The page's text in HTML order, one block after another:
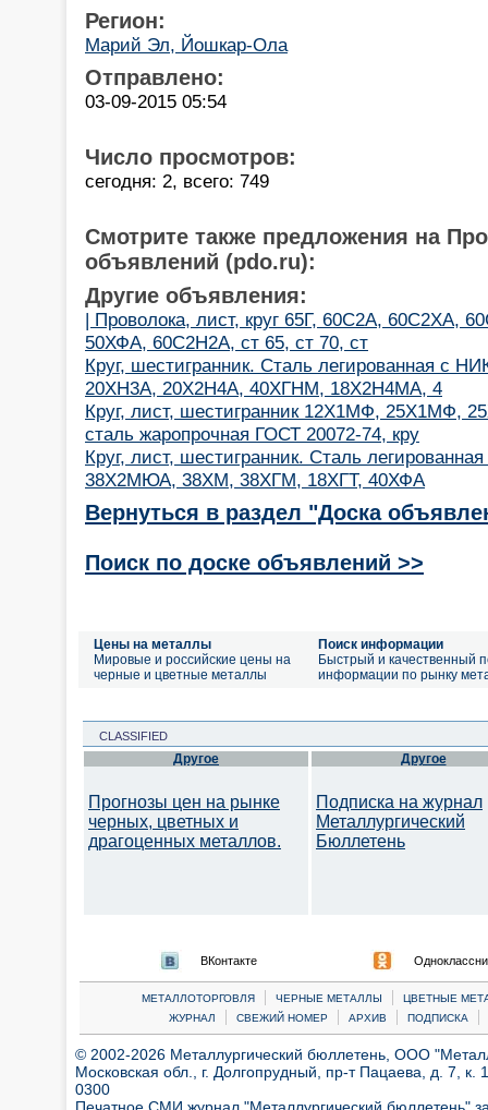
Регион:
Марий Эл, Йошкар-Ола
Отправлено:
03-09-2015 05:54
Число просмотров:
сегодня: 2, всего: 749
Смотрите также предложения на
объявлений (pdo.ru):
Другие объявления:
| Проволока, лист, круг 65Г, 60С2А, 60С2ХА,
50ХФА, 60С2Н2А, ст 65, ст 70, ст
Круг, шестигранник. Сталь легированная с
20ХН3А, 20Х2Н4А, 40ХГНМ, 18Х2Н4МА, 4
Круг, лист, шестигранник 12Х1МФ, 25Х1МФ,
сталь жаропрочная ГОСТ 20072-74, кру
Круг, лист, шестигранник. Сталь
38Х2МЮА, 38ХМ, 38ХГМ, 18ХГТ, 40ХФА
Вернуться в раздел "Доска
Поиск по доске объявлений >>
Цены на металлы
Мировые и российские цены на
черные и цветные металлы
Поиск информации
Быстрый и качественный
информации по рынку
CLASSIFIED
Другое
Прогнозы цен на рынке
черных, цветных и
драгоценных металлов.
Другое
Подписка на журнал
Металлургический
Бюллетень
ВКонтакте
МЕТАЛЛОТОРГОВЛЯ | ЧЕРНЫЕ МЕТАЛЛЫ |
ЦВЕТНЫЕ
ЖУРНАЛ
| СВЕЖИЙ НОМЕР | АРХИВ | ПОДПИСКА |
© 2002-2026 Металлургический бюллетень, ООО
Московская обл., г. Долгопрудный, пр-т Пацаева, д. 7,
0300